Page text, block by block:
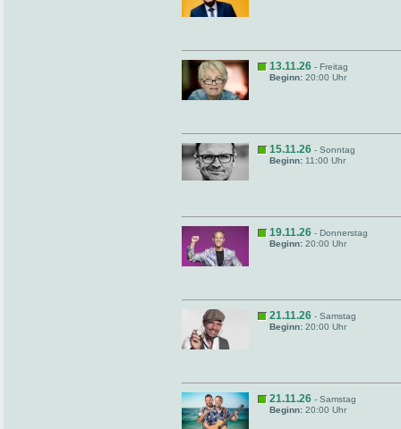
13.11.26 - Freitag
Beginn: 20:00 Uhr
15.11.26 - Sonntag
Beginn: 11:00 Uhr
19.11.26 - Donnerstag
Beginn: 20:00 Uhr
21.11.26 - Samstag
Beginn: 20:00 Uhr
21.11.26 - Samstag
Beginn: 20:00 Uhr